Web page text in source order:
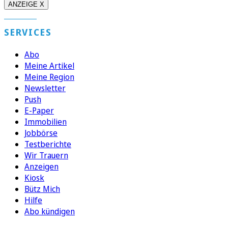
ANZEIGE X
SERVICES
Abo
Meine Artikel
Meine Region
Newsletter
Push
E-Paper
Immobilien
Jobbörse
Testberichte
Wir Trauern
Anzeigen
Kiosk
Bütz Mich
Hilfe
Abo kündigen